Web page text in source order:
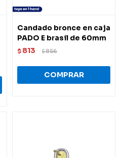
Candado bronce en caja
PADO E brasil de 60mm
$ 813 $856